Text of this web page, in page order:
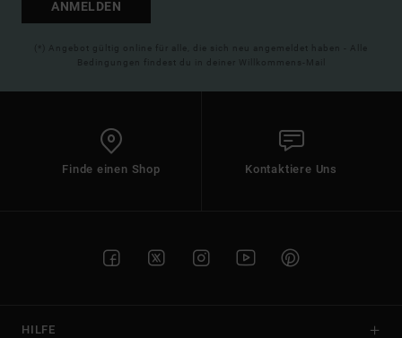
ANMELDEN
(*) Angebot gültig online für alle, die sich neu angemeldet haben - Alle
Bedingungen findest du in deiner Willkommens-Mail
Finde einen Shop Kontaktiere Uns
HILFE